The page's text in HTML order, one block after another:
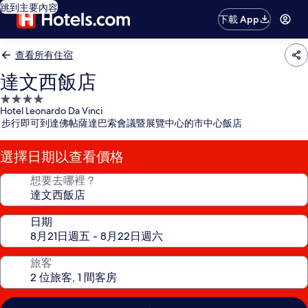
跳到主要內容
下載 App
查看所有住宿
達文西飯店
4.0
星
級
住
宿
Hotel Leonardo Da Vinci
步行即可到達佛帖薩達巴索會議暨展覽中心的市中心飯店
選擇日期以查看價格
想要去哪裡？
日期
旅客